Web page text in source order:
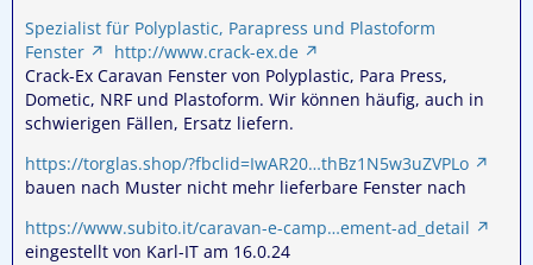
Spezialist für Polyplastic, Parapress und Plastoform
Fenster
http://www.crack-ex.de
Crack-Ex Caravan Fenster von Polyplastic, Para Press,
Dometic, NRF und Plastoform. Wir können häufig, auch in
schwierigen Fällen, Ersatz liefern.
https://torglas.shop/?fbclid=IwAR20…thBz1N5w3uZVPLo
bauen nach Muster nicht mehr lieferbare Fenster nach
https://www.subito.it/caravan-e-camp…ement-ad_detail
eingestellt von Karl-IT am 16.0.24